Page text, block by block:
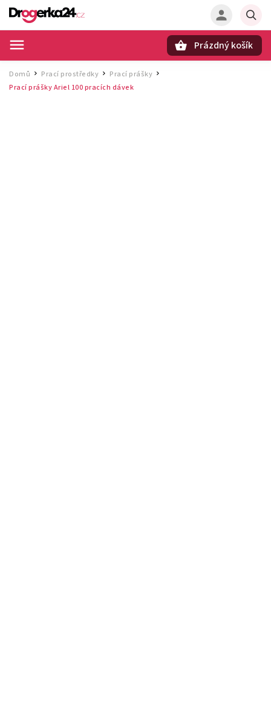
Prázdný košík
Domů / Prací prostředky / Prací prášky /
Prací prášky Ariel 100 pracích dávek